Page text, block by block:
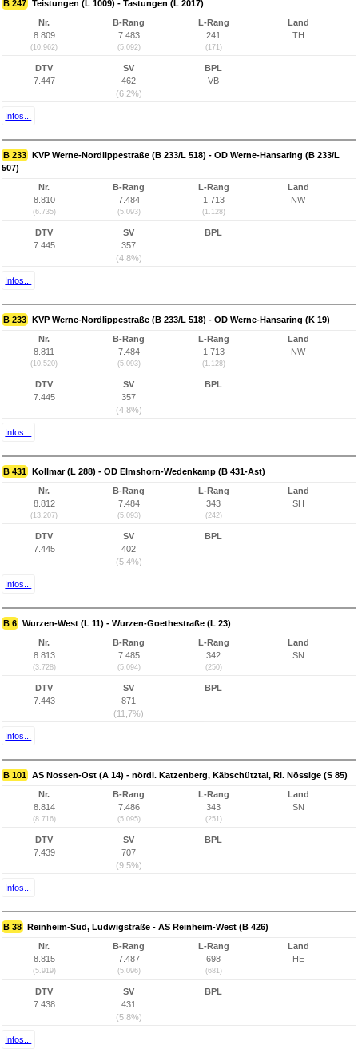
B 247 Teistungen (L 1009) - Tastungen (L 2017)
Nr.
8.809
(10.962)
B-Rang
7.483
(5.092)
L-Rang
241
(171)
Land
TH
DTV
7.447
SV
462
(6,2%)
BPL
VB
Infos...
B 233 KVP Werne-Nordlippestraße (B 233/L 518) - OD Werne-Hansaring (B 233/L
507)
Nr.
8.810
(6.735)
B-Rang
7.484
(5.093)
L-Rang
1.713
(1.128)
Land
NW
DTV
7.445
SV
357
(4,8%)
BPL
Infos...
B 233 KVP Werne-Nordlippestraße (B 233/L 518) - OD Werne-Hansaring (K 19)
Nr.
8.811
(10.520)
B-Rang
7.484
(5.093)
L-Rang
1.713
(1.128)
Land
NW
DTV
7.445
SV
357
(4,8%)
BPL
Infos...
B 431 Kollmar (L 288) - OD Elmshorn-Wedenkamp (B 431-Ast)
Nr.
8.812
(13.207)
B-Rang
7.484
(5.093)
L-Rang
343
(242)
Land
SH
DTV
7.445
SV
402
(5,4%)
BPL
Infos...
B 6 Wurzen-West (L 11) - Wurzen-Goethestraße (L 23)
Nr.
8.813
(3.728)
B-Rang
7.485
(5.094)
L-Rang
342
(250)
Land
SN
DTV
7.443
SV
871
(11,7%)
BPL
Infos...
B 101 AS Nossen-Ost (A 14) - nördl. Katzenberg, Käbschütztal, Ri. Nössige (S 85)
Nr.
8.814
(8.716)
B-Rang
7.486
(5.095)
L-Rang
343
(251)
Land
SN
DTV
7.439
SV
707
(9,5%)
BPL
Infos...
B 38 Reinheim-Süd, Ludwigstraße - AS Reinheim-West (B 426)
Nr.
8.815
(5.919)
B-Rang
7.487
(5.096)
L-Rang
698
(681)
Land
HE
DTV
7.438
SV
431
(5,8%)
BPL
Infos...